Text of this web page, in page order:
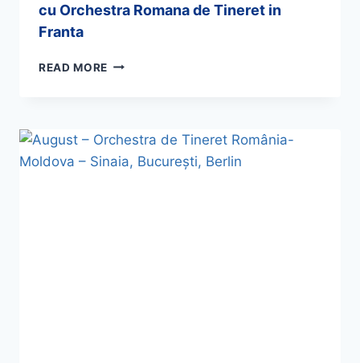
cu Orchestra Romana de Tineret in
Franta
READ MORE